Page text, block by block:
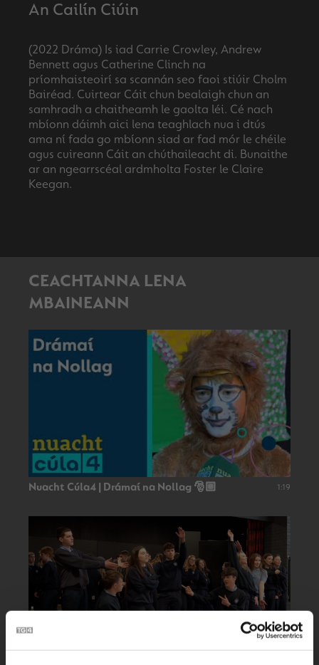
An Cailín Ciúin
(2022 Dráma) Is iad Carrie Crowley, Andrew
Bennett agus Catherine Clinch na
príomhaisteoirí sa scannán seo faoi stiúir Cholm
Bairéad. Cuirtear Cáit chun bealaigh chun an
samhradh a chaitheamh le gaolta léi. Cé nach
mbíonn dáimh aici lena teaghlach nua i dtús
ama ní fada go mbíonn siad ar fad mór le chéile
agus cuireann Cáit an chúthaileacht di. Bunaithe
ar an ngearrscéal ardmholta Foster le Claire
CEACHTANNA LENA
MBAINEANN
Nuacht Cúla4 | Drámaí na Nollag 🎅🏼 1:19